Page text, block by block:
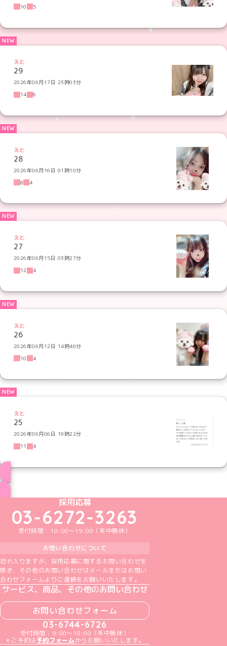
10
5
えと
29
2026年06月17日 23時03分
14
6
えと
28
2026年06月16日 01時10分
8
4
えと
27
2026年06月15日 03時27分
12
4
えと
26
2026年06月12日 14時40分
10
4
えと
25
2026年06月06日 19時22分
11
4
めいどりーみんTikTok公式アカウント
めいどりーみんX公式アカウント
めいどりーみんInstagram公式アカウント
めいどりーみんFacebook公式アカウン
めいどりーみんYouTube公式アカ
採用応募
03-6272-3263
受付時間：10:00～19:00（年中無休）
お問い合わせについて
恐れ入りますが、採用応募に関するお問い合わせを
除き、その他のお問い合わせはメールまたはお問い
合わせフォームよりご連絡をお願いいたします。
サービス、商品、その他のお問い合わせ
お問い合わせフォーム
03-6744-6726
受付時間：9:00～18:00（年中無休）
＊ご予約は予約フォームからお願いいたします。